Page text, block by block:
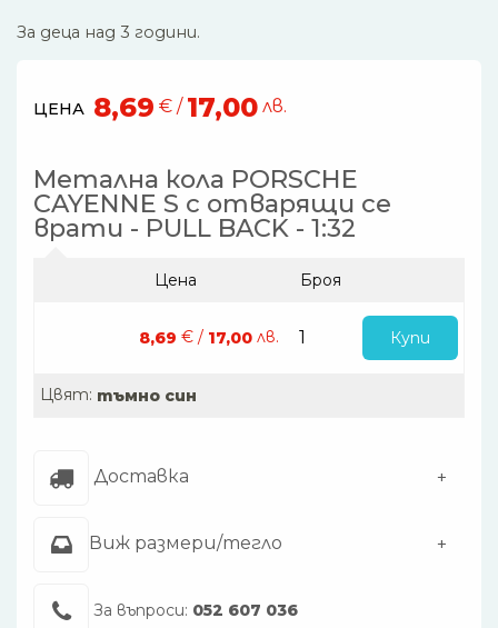
За деца над 3 години.
ЦЕНА 8,69 € / 17,00 лв.
Метална кола PORSCHE
CAYENNE S с отварящи се
врати - PULL BACK - 1:32
Цена Броя
8,69 € / 17,00лв. Купи
Цвят: тъмно син
Доставка
Виж размери/тегло
За въпроси: 052 607 036